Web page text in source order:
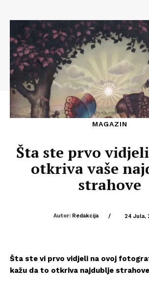
MAGAZIN
Šta ste prvo
otkriva vaše
strahove
Autor: Redakcija / 24 Jula,
Šta ste vi prvo vidjeli na ovoj
kažu da to otkriva najdublje